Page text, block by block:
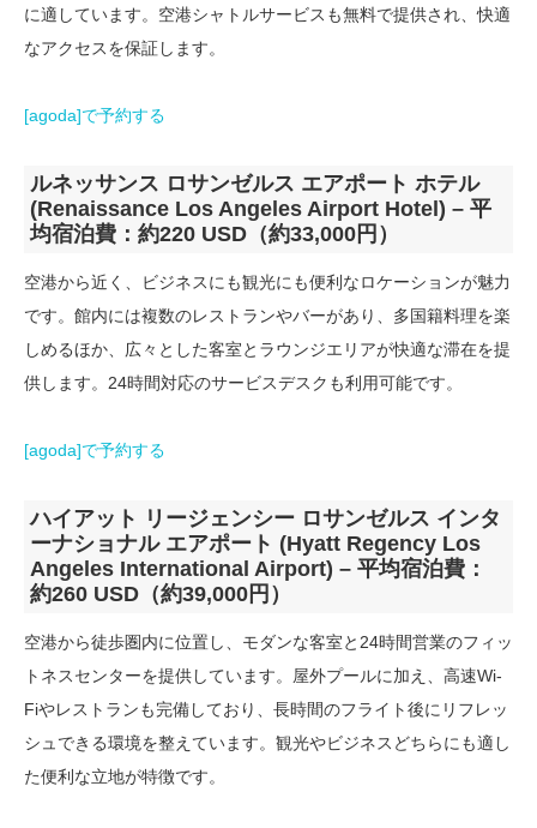
に適しています。空港シャトルサービスも無料で提供され、快適
なアクセスを保証します。
[agoda]で予約する
ルネッサンス ロサンゼルス エアポート ホテル
(Renaissance Los Angeles Airport Hotel) – 平
均宿泊費：約220 USD（約33,000円）
空港から近く、ビジネスにも観光にも便利なロケーションが魅力
です。館内には複数のレストランやバーがあり、多国籍料理を楽
しめるほか、広々とした客室とラウンジエリアが快適な滞在を提
供します。24時間対応のサービスデスクも利用可能です。
[agoda]で予約する
ハイアット リージェンシー ロサンゼルス インタ
ーナショナル エアポート (Hyatt Regency Los
Angeles International Airport) – 平均宿泊費：
約260 USD（約39,000円）
空港から徒歩圏内に位置し、モダンな客室と24時間営業のフィッ
トネスセンターを提供しています。屋外プールに加え、高速Wi-
Fiやレストランも完備しており、長時間のフライト後にリフレッ
シュできる環境を整えています。観光やビジネスどちらにも適し
た便利な立地が特徴です。